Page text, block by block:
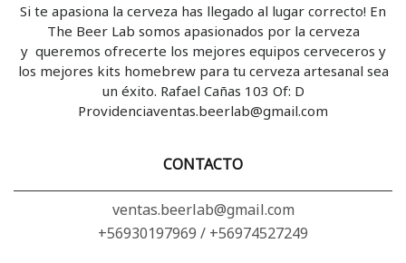
Si te apasiona la cerveza has llegado al lugar correcto! En
The Beer Lab somos apasionados por la cerveza
y queremos ofrecerte los mejores equipos cerveceros y
los mejores kits homebrew para tu cerveza artesanal sea
un éxito. Rafael Cañas 103 Of: D
Providenciaventas.beerlab@gmail.com
CONTACTO
ventas.beerlab@gmail.com
+56930197969 / +56974527249